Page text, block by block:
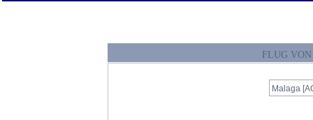
FLUG